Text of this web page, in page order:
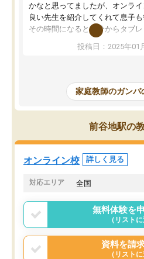
かなと思ってましたが、オンラ
良い先生を紹介してくれて息子も
その時間になると自分からタブレ
を開いてzoomを繋げるようにな
た！5科目なんでもOKなのもとて
めて1年ほどだった今では平均点
科目が増えてきました！あと1年
であるので無料の週末教室を使
がら頑張って欲しいと思います！
投稿日：2025年01
家庭教師のガンバ
前谷地駅の
オンライン校 詳しく見る
対応エリア 全国
無料体験を
（リスト
資料を請
（リスト